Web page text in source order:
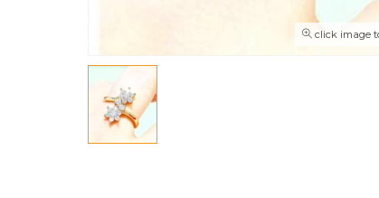
click image